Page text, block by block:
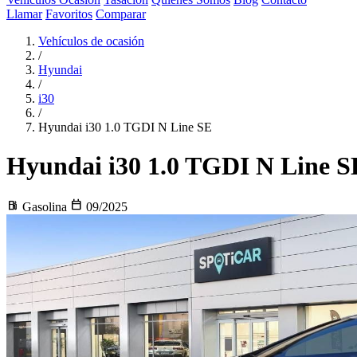
Llamar Favoritos Comparar
Vehículos de ocasión
/
Hyundai
/
i30
/
Hyundai i30 1.0 TGDI N Line SE
Hyundai i30 1.0 TGDI N Line
local_gas_station Gasolina calendar_today 09/2025